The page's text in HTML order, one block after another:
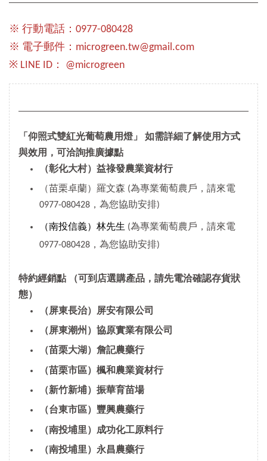
※ 行動電話：0977-080428
※ 電子郵件：microgreen.tw@gmail.com
※ LINE ID： @microgreen
「仰照式雙紅光葡萄農用燈」 如需詳細了解使用方式
與效用，可洽詢推廣據點
（彰化大村）益祿發農業資材行
（苗栗卓蘭）羅文森 (為專業葡萄農戶，請來電
0977-080428，為您協助安排)
（南投信義）林先生 (為專業葡萄農戶，請來電
0977-080428，為您協助安排)
特約經銷點
（可到店選購產品，請先電洽確認存貨狀
態）
（屏東長治）屏安有限公司
（屏東潮州）協原實業有限公司
（苗栗大湖）詹記農藥行
（苗栗市區）楓和農業資材行
（新竹新埔）振華育苗場
（台東市區）豐興農藥行
（南投埔里）成功化工原料行
（南投埔里）永昌農藥行